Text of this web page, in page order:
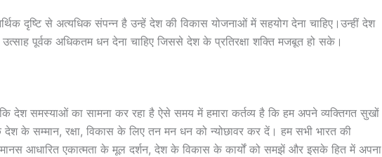
दृष्टि से अत्यधिक संपन्न है उन्हें देश की विकास योजनाओं में सहयोग देना चाहिए।उन्हीं देश
उत्साह पूर्वक अधिकतम धन देना चाहिए जिससे देश के प्रतिरक्षा शक्ति मजबूत हो सके।
समस्याओं का सामना कर रहा है ऐसे समय में हमारा कर्तव्य है कि हम अपने व्यक्तिगत सुखों
के सम्मान, रक्षा, विकास के लिए तन मन धन को न्योछावर कर दें। हम सभी भारत की
आधारित एकात्मता के मूल दर्शन, देश के विकास के कार्यों को समझें और इसके हित में अपना